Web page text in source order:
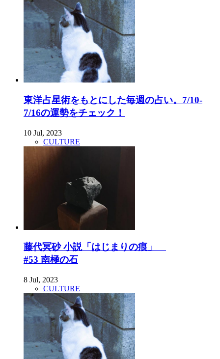
東洋占星術をもとにした毎週の占い。7/10-
7/16の運勢をチェック！
10 Jul, 2023
CULTURE
藤代冥砂 小説「はじまりの痕」
#53 南極の石
8 Jul, 2023
CULTURE